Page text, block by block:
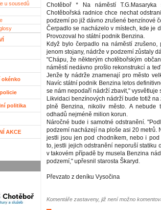
u sousedů
okénko
politika
AKCE
Chotěboř * Na náměstí
Chotěbořská radnice chce nechat
podzemí po již dávno zrušené benzínové
Čerpadlo se nacházelo v místech, kde je
Provozoval ho státní podnik Benzina.
Když bylo čerpadlo na náměstí zrušeno,
jenom stojany, nádrže v podzemí zůstaly
"Chápu, že některým chotěbořským
náměstí nedávno prošlo rekonstrukcí a
Jenže ty nádrže znamenají pro město
Navíc státní podnik Benzina letos
se nám nepodaří nádrží zbavit," vysvětluje
Likvidaci benzínových nádrží bude totiž
plně Benzina, nikoliv město. A nebude
odhadů nejméně milion korun.
Náročné bude i samotné odstranění.
podzemí nacházejí na ploše asi 20 metrů.
jestli jsou jen pod chodníkem, nebo i
to, jestli jejich odstranění neporuší statiku
v takovém případě by musela Benzina
podzemí," upřesnil starosta Škaryd.
Převzato z deníku Vysočina
Komentáře zastaveny, již není možno